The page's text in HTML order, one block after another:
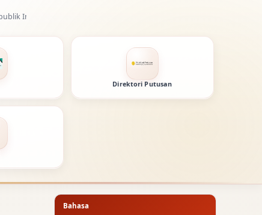
Direktori Putusan
Bahasa